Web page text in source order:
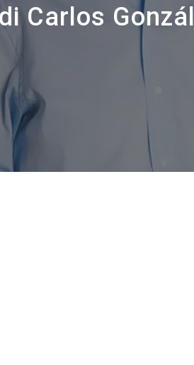
Carlos